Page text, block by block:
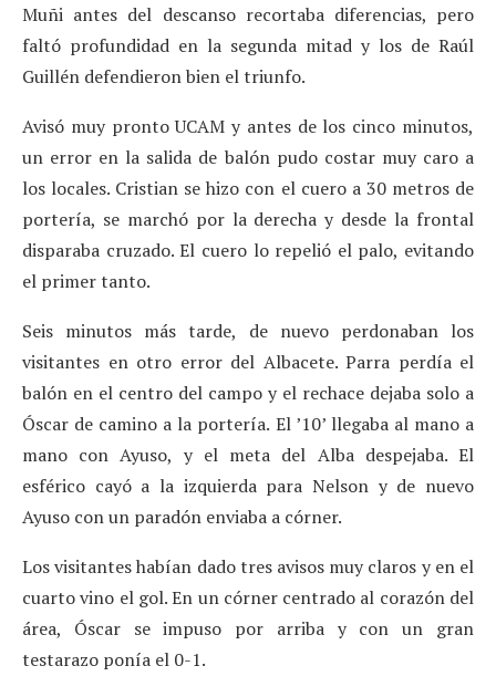
Muñi antes del descanso recortaba diferencias, pero
faltó profundidad en la segunda mitad y los de Raúl
Guillén defendieron bien el triunfo.
Avisó muy pronto UCAM y antes de los cinco minutos,
un error en la salida de balón pudo costar muy caro a
los locales. Cristian se hizo con el cuero a 30 metros de
portería, se marchó por la derecha y desde la frontal
disparaba cruzado. El cuero lo repelió el palo, evitando
el primer tanto.
Seis minutos más tarde, de nuevo perdonaban los
visitantes en otro error del Albacete. Parra perdía el
balón en el centro del campo y el rechace dejaba solo a
Óscar de camino a la portería. El ’10’ llegaba al mano a
mano con Ayuso, y el meta del Alba despejaba. El
esférico cayó a la izquierda para Nelson y de nuevo
Ayuso con un paradón enviaba a córner.
Los visitantes habían dado tres avisos muy claros y en el
cuarto vino el gol. En un córner centrado al corazón del
área, Óscar se impuso por arriba y con un gran
testarazo ponía el 0-1.